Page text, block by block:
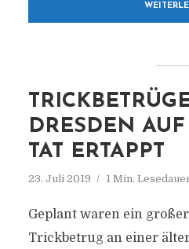
DRESDEN
TAT ERTAPPT
23. Juli 2019 1 Min.
Geplant waren ein
Trickbetrug an einer